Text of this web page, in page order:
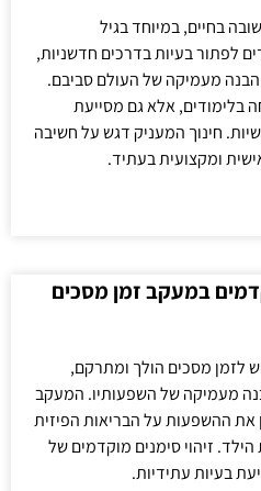
בחיים, במיוחד בגיל
לפתור בעיות בדרכים חדשניות,
הבנה מעמיקה של העולם סביבם.
בלימודים, אלא גם מסייעת
חינוך המעניק דגש על חשיבה
ומקצועית בעתיד.
במעקב זמן מסכים
לזמן מסכים הולך ומתרקם,
מעמיקה של השפעותיו. המעקב
את ההשפעות על הבריאות הפיזית
זיהוי סימנים מוקדמים של
בעיות עתידיות.